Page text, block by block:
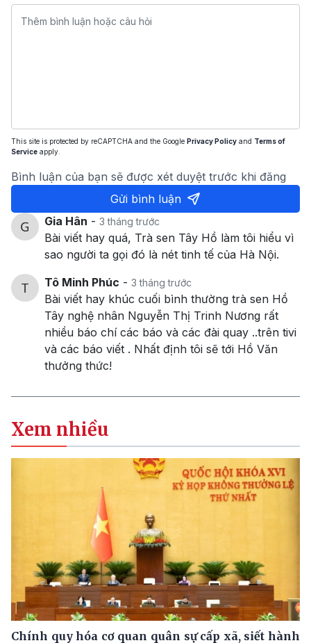
This site is protected by reCAPTCHA and the Google Privacy Policy and Terms of
Service apply.
Bình luận của bạn sẽ được xét duyệt trước khi đăng
Gửi bình luận
Gia Hân - 3 tháng trước
Bài viết hay quá, Trà sen Tây Hồ làm tôi hiểu vì
sao người ta gọi đó là nét tinh tế của Hà Nội.
Tô Minh Phúc - 3 tháng trước
Bài viết hay khúc cuối bình thường trà sen Hồ
Tây nghệ nhân Nguyễn Thị Trinh Nương rất
nhiều báo chí các báo và các đài quay ..trên tivi
và các báo viết . Nhất định tôi sẽ tới Hồ Văn
thưởng thức!
Xem nhiều
Chính quy hóa cơ quan quân sự cấp xã, siết hành